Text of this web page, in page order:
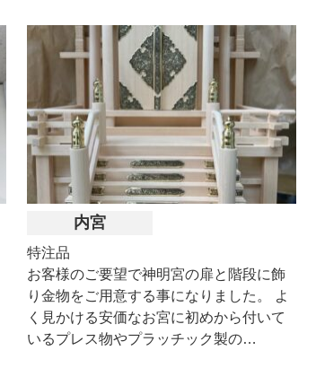
内宮
特注品
お客様のご要望で神明宮の扉と階段に飾
り金物をご用意する事になりました。 よ
く見かける安価なお宮に初めから付いて
いるプレス物やプラッチック製の…